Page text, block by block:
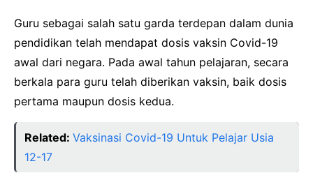
Guru sebagai salah satu garda terdepan dalam dunia
pendidikan telah mendapat dosis vaksin Covid-19
awal dari negara. Pada awal tahun pelajaran, secara
berkala para guru telah diberikan vaksin, baik dosis
pertama maupun dosis kedua.
Related: Vaksinasi Covid-19 Untuk Pelajar Usia
12-17